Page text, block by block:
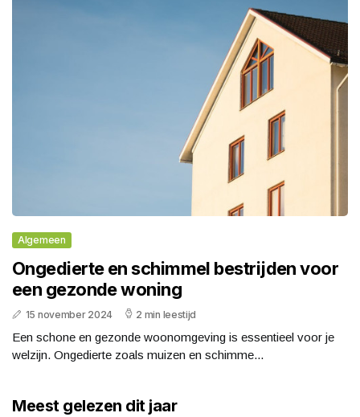
Algemeen
Ongedierte en schimmel bestrijden voor
een gezonde woning
15 november 2024 2 min leestijd
Een schone en gezonde woonomgeving is essentieel voor je
welzijn. Ongedierte zoals muizen en schimme...
Meest gelezen dit jaar